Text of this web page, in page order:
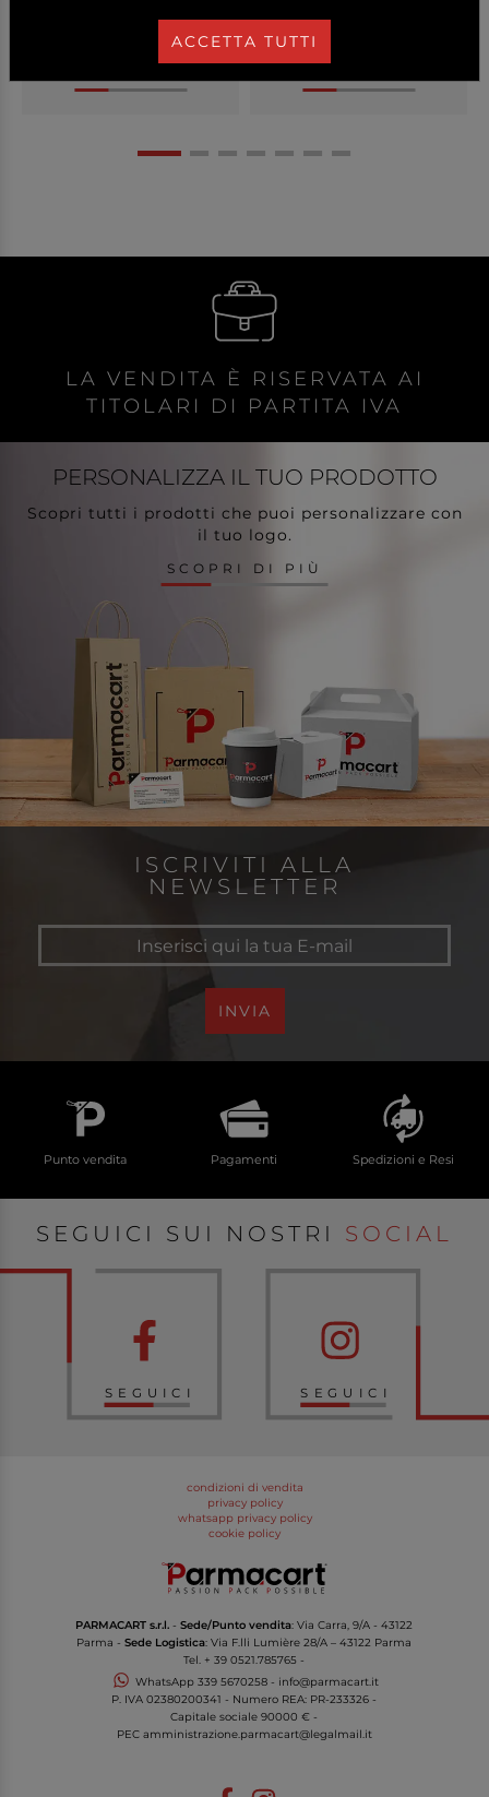
1,30 €
LA VENDITA È RISERVATA AI
TITOLARI DI PARTITA IVA
PERSONALIZZA IL TUO PRODOTTO
Scopri tutti i prodotti che puoi personalizzare con
il tuo logo.
SCOPRI DI PIÙ
ISCRIVITI ALLA
NEWSLETTER
INVIA
Punto vendita Pagamenti Spedizioni e Resi
SEGUICI SUI NOSTRI SOCIAL
SEGUICI SEGUICI
condizioni di vendita
privacy policy
whatsapp privacy policy
cookie policy
PARMACART s.r.l. -Sede/Punto vendita: Via Carra, 9/A - 43122
Parma -Sede Logistica: Via F.lli Lumière 28/A – 43122 Parma
Tel. + 39 0521.785765 -
WhatsApp 339 5670258- info@parmacart.it
P. IVA02380200341 - Numero REA: PR-233326 -
Capitale sociale 90000 € -
PEC amministrazione.parmacart@legalmail.it
ACCETTA TUTTI